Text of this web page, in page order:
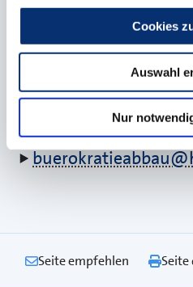
Cookies
Auswahl
Nur
Ihre Hinweise auf
unserer
Schicken Sie uns
Seite empfehlen Seite